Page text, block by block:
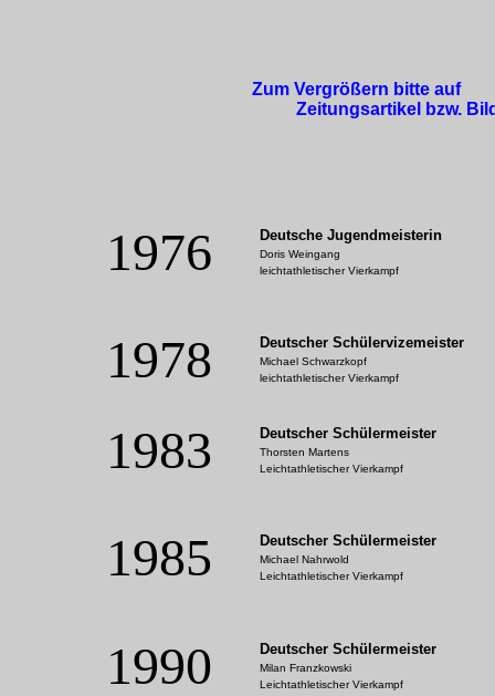
Zum Vergrößern bitte auf
Zeitungsartikel bzw. Bild
1976 Deutsche Jugendmeisterin
Doris Weingang
leichtathletischer Vierkampf
1978 Deutscher Schülervizemeister
Michael Schwarzkopf
leichtathletischer Vierkampf
1983 Deutscher Schülermeister
Thorsten Martens
Leichtathletischer Vierkampf
1985 Deutscher Schülermeister
Michael Nahrwold
Leichtathletischer Vierkampf
1990 Deutscher Schülermeister
Milan Franzkowski
Leichtathletischer Vierkampf